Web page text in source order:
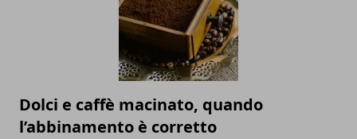
Dolci e caffè macinato, quando
l’abbinamento è corretto